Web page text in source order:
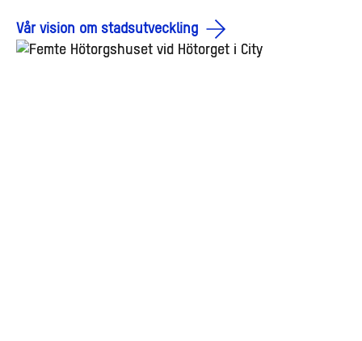
Vår vision om stadsutveckling